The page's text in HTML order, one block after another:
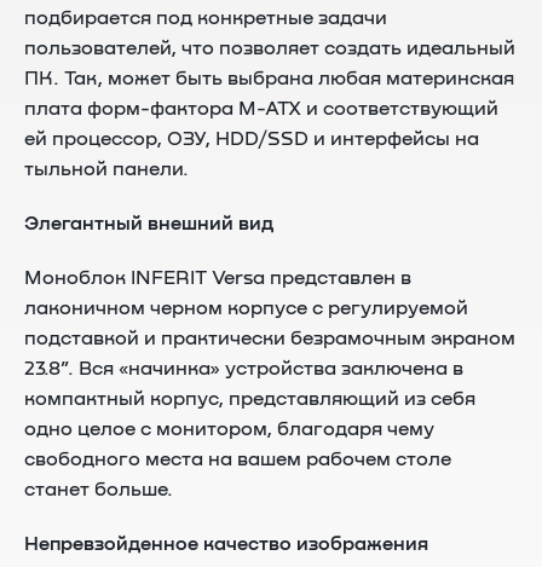
подбирается под конкретные задачи
пользователей, что позволяет создать идеальный
ПК. Так, может быть выбрана любая материнская
плата форм-фактора M-ATX и соответствующий
ей процессор, ОЗУ, HDD/SSD и интерфейсы на
тыльной панели.
Элегантный внешний вид
Моноблок INFERIT Versa представлен в
лаконичном черном корпусе с регулируемой
подставкой и практически безрамочным экраном
23.8”. Вся «начинка» устройства заключена в
компактный корпус, представляющий из себя
одно целое с монитором, благодаря чему
свободного места на вашем рабочем столе
станет больше.
Непревзойденное качество изображения